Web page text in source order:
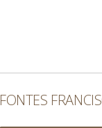
FONTES